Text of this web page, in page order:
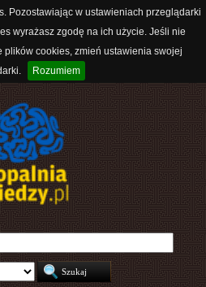
Pozostawiając w ustawieniach przeglądarki
wyrażasz zgodę na ich użycie. Jeśli nie
plików cookies, zmień ustawienia swojej
Rozumiem